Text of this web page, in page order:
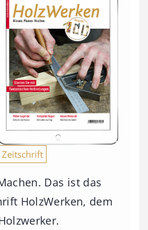
Zeitschrift
Das ist das
HolzWerken, dem